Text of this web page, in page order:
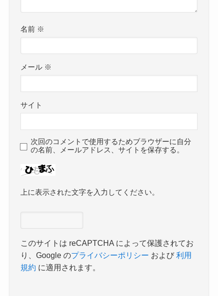
名前 ※
メール ※
サイト
次回のコメントで使用するためブラウザーに自分
の名前、メールアドレス、サイトを保存する。
上に表示された文字を入力してください。
このサイトは reCAPTCHA によって保護されてお
り、Google のプライバシーポリシー および利用
規約 に適用されます。